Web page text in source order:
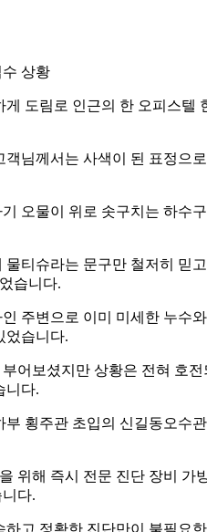
상황
도림로 인근의 한 오피스텔
님께서는 사색이 된 표정으로
오물이 위로 솟구치는 하수
티슈라는 문구만 철저히 믿고
습니다.
주변으로 이미 미세한 누수와
었습니다.
어보셨지만 상황은 전혀 호전
니다.
횡주관 초입의 신길동오수
위해 즉시 전문 진단 장비 가
다.
하고 정확한 진단만이 불필요한